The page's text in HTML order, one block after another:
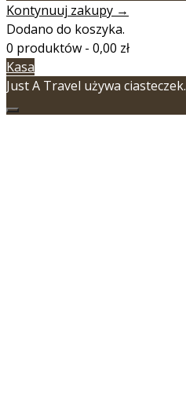
Kontynuuj zakupy →
Dodano do koszyka.
0 produktów - 0,00 zł
Kasa
Just A Travel używa ciasteczek.